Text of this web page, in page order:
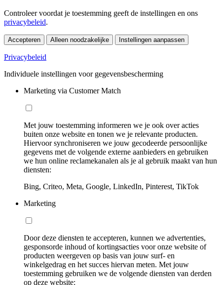
Controleer voordat je toestemming geeft de instellingen en ons
privacybeleid.
Accepteren Alleen noodzakelijke Instellingen aanpassen
Privacybeleid
Individuele instellingen voor gegevensbescherming
Marketing via Customer Match
Met jouw toestemming informeren we je ook over acties
buiten onze website en tonen we je relevante producten.
Hiervoor synchroniseren we jouw gecodeerde persoonlijke
gegevens met de volgende externe aanbieders en gebruiken
we hun online reclamekanalen als je al gebruik maakt van hun
diensten:
Bing, Criteo, Meta, Google, LinkedIn, Pinterest, TikTok
Marketing
Door deze diensten te accepteren, kunnen we advertenties,
gesponsorde inhoud of kortingsacties voor onze website of
producten weergeven op basis van jouw surf- en
winkelgedrag en het succes hiervan meten. Met jouw
toestemming gebruiken we de volgende diensten van derden
op deze website: